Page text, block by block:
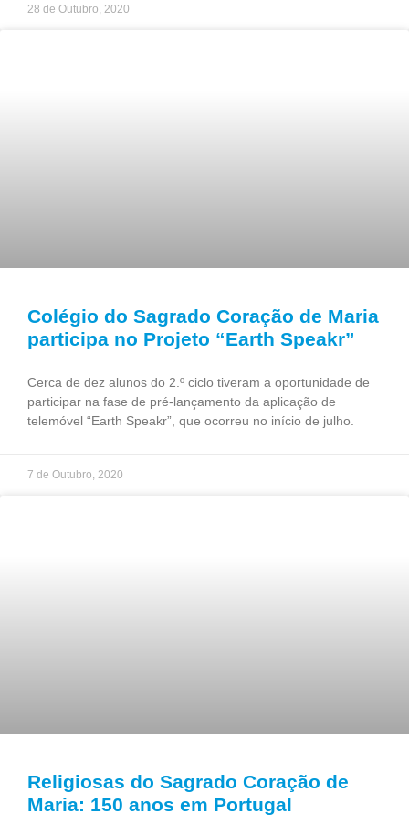
28 de Outubro, 2020
Colégio do Sagrado Coração de Maria
participa no Projeto “Earth Speakr”
Cerca de dez alunos do 2.º ciclo tiveram a oportunidade de
participar na fase de pré-lançamento da aplicação de
telemóvel “Earth Speakr”, que ocorreu no início de julho.
7 de Outubro, 2020
Religiosas do Sagrado Coração de
Maria: 150 anos em Portugal